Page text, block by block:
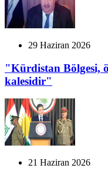
29 Haziran 2026
"Kürdistan Bölgesi,
kalesidir"
21 Haziran 2026